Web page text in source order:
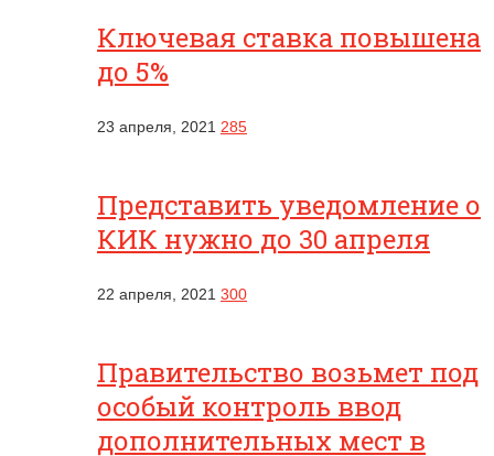
Ключевая ставка повышена
до 5%
23 апреля, 2021 285
Представить уведомление о
КИК нужно до 30 апреля
22 апреля, 2021 300
Правительство возьмет под
особый контроль ввод
дополнительных мест в